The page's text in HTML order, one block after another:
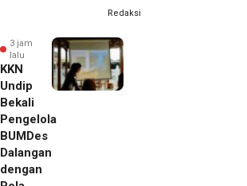
Redaksi
3 jam
lalu
KKN
Undip
Bekali
Pengelola
BUMDes
Dalangan
dengan